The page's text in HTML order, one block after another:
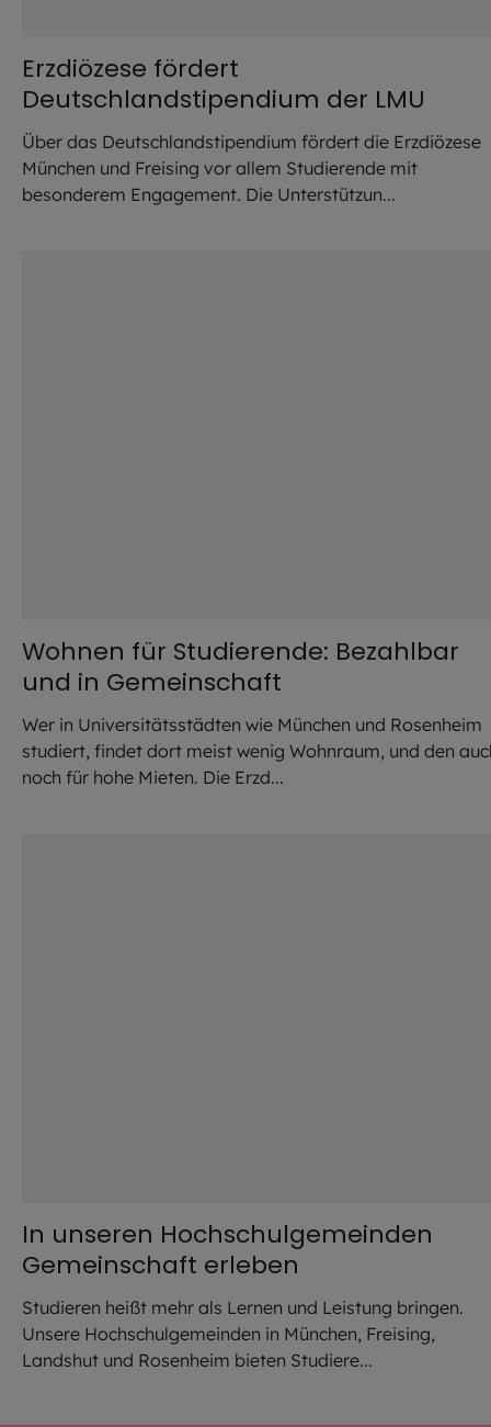
Erzdiözese fördert
Deutschlandstipendium der LMU
Über das Deutschlandstipendium fördert die Erzdiözese
München und Freising vor allem Studierende mit
besonderem Engagement. Die Unterstützun...
Wohnen für Studierende: Bezahlbar
und in Gemeinschaft
Wer in Universitätsstädten wie München und Rosenheim
studiert, findet dort meist wenig Wohnraum, und den
noch für hohe Mieten. Die Erzd...
In unseren Hochschulgemeinden
Gemeinschaft erleben
Studieren heißt mehr als Lernen und Leistung bringen.
Unsere Hochschulgemeinden in München, Freising,
Landshut und Rosenheim bieten Studiere...